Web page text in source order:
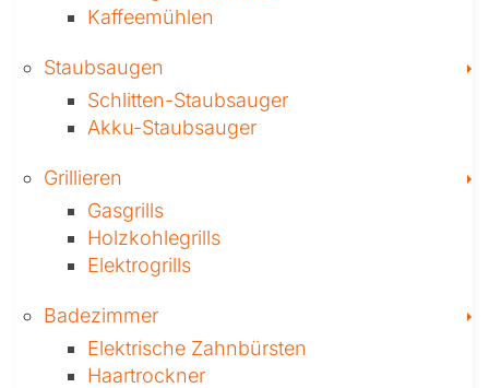
Kaffeemühlen
Staubsaugen
Schlitten-Staubsauger
Akku-Staubsauger
Grillieren
Gasgrills
Holzkohlegrills
Elektrogrills
Badezimmer
Elektrische Zahnbürsten
Haartrockner